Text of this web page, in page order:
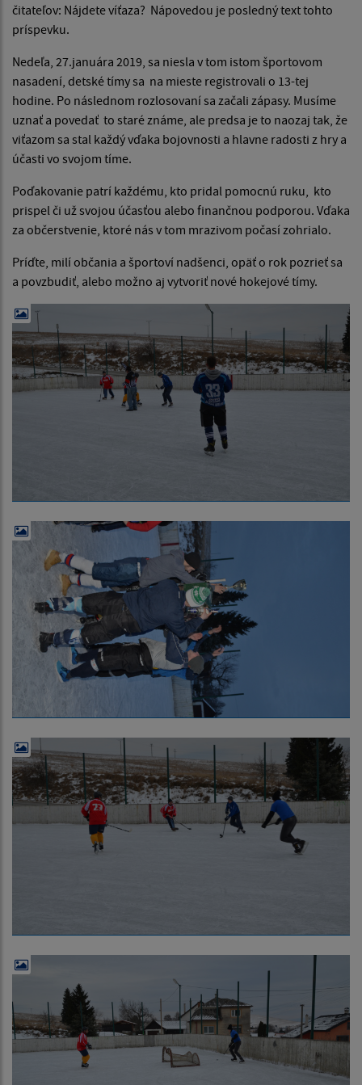
čitateľov: Nájdete víťaza? Nápovedou je posledný text tohto
príspevku.
Nedeľa, 27.januára 2019, sa niesla v tom istom športovom
nasadení, detské tímy sa na mieste registrovali o 13-tej
hodine. Po následnom rozlosovaní sa začali zápasy. Musíme
uznať a povedať to staré známe, ale predsa je to naozaj tak, že
viťazom sa stal každý vďaka bojovnosti a hlavne radosti z hry a
účasti vo svojom tíme.
Poďakovanie patrí každému, kto pridal pomocnú ruku, kto
prispel či už svojou účasťou alebo finančnou podporou. Vďaka
za občerstvenie, ktoré nás v tom mrazivom počasí zohrialo.
Príďte, milí občania a športoví nadšenci, opäť o rok pozrieť sa
a povzbudiť, alebo možno aj vytvoriť nové hokejové tímy.